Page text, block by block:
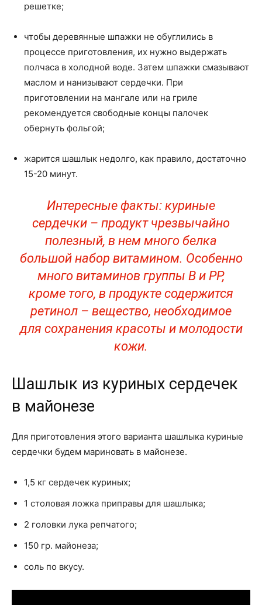
решетке;
чтобы деревянные шпажки не обуглились в
процессе приготовления, их нужно выдержать
полчаса в холодной воде. Затем шпажки смазывают
маслом и нанизывают сердечки. При
приготовлении на мангале или на гриле
рекомендуется свободные концы палочек
обернуть фольгой;
жарится шашлык недолго, как правило, достаточно
15-20 минут.
Интересные факты: куриные
сердечки – продукт чрезвычайно
полезный, в нем много белка
большой набор витамином. Особенно
много витаминов группы B и PP,
кроме того, в продукте содержится
ретинол – вещество, необходимое
для сохранения красоты и молодости
кожи.
Шашлык из куриных сердечек
в майонезе
Для приготовления этого варианта шашлыка куриные
сердечки будем мариновать в майонезе.
1,5 кг сердечек куриных;
1 столовая ложка приправы для шашлыка;
2 головки лука репчатого;
150 гр. майонеза;
соль по вкусу.